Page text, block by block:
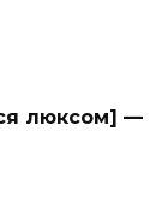
люксом] —